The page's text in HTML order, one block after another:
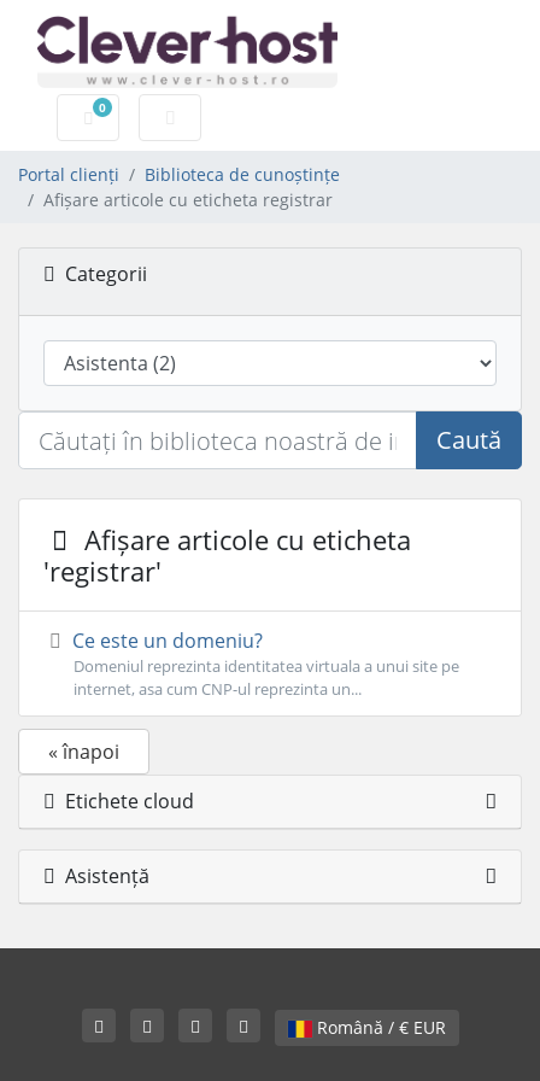
0
Coș de cumpărături
Portal clienți
Biblioteca de cunoștințe
Afișare articole cu eticheta registrar
Categorii
Caută
Afișare articole cu eticheta
'registrar'
Ce este un domeniu?
Domeniul reprezinta identitatea virtuala a unui site pe
internet, asa cum CNP-ul reprezinta un...
« înapoi
Etichete cloud
Asistență
Română / € EUR